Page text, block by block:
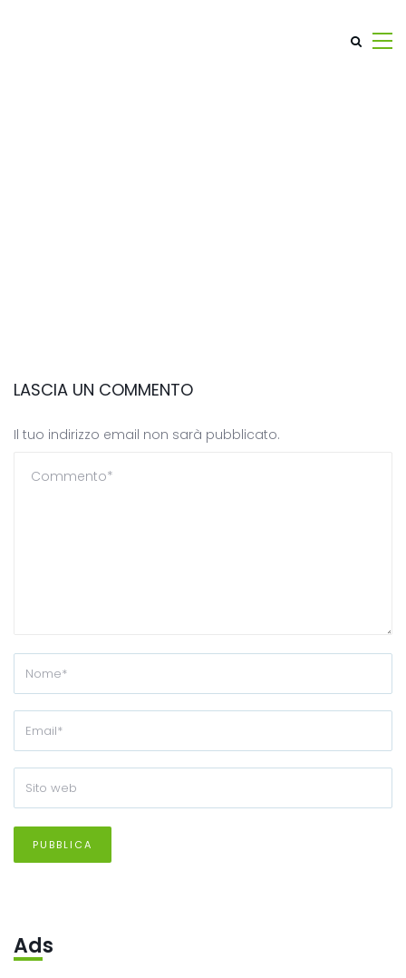
LASCIA UN COMMENTO
Il tuo indirizzo email non sarà pubblicato.
Ads